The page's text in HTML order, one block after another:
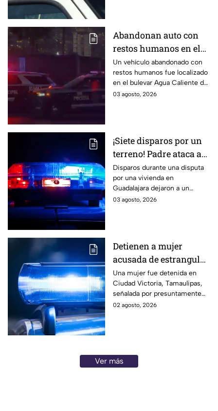
Abandonan auto con
restos humanos en el
bulevar Agua Caliente
de Tijuana
Un vehículo abandonado con
restos humanos fue localizado
en el bulevar Agua Caliente de
Tijuana. Fiscalía ya investiga el
03 agosto, 2026
¡Siete disparos por un
terreno! Padre ataca a
balazos a su propio hijo
Disparos durante una disputa
por una vivienda en
Guadalajara dejaron a un
hombre gravemente herido. Su
03 agosto, 2026
Detienen a mujer
acusada de estrangular
y quitarle la vida a su
esposo tras una pelea
Una mujer fue detenida en
Ciudad Victoria, Tamaulipas,
señalada por presuntamente
estrangular a su esposo tras
02 agosto, 2026
Ver más